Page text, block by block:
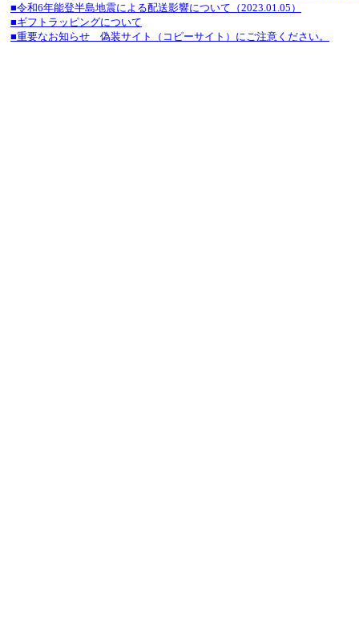
■令和6年能登半島地震による配送影響について（2023.01.05）
■ギフトラッピングについて
■重要なお知らせ 偽装サイト（コピーサイト）にご注意ください。